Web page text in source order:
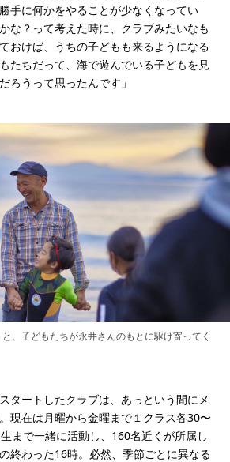
手に何かをやることが少なくなってい
な？って考えた時に、クラブみたいなも
おけば、うちの子どもも来るようになる
たちだって、海で遊んでいる子どもを見
ろうって思ったんです」
と、子どもたちが永井さんのもとに駆け寄ってく
タートしたクラブは、あっという間にメ
現在は月曜から金曜まで１クラス各30〜
まで一緒に活動し、160名近くが所属し
終わった16時。必然、季節ごとに異なる